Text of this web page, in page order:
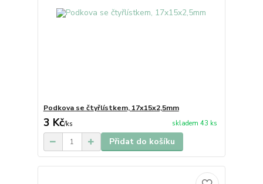
Podkova se čtyřlístkem, 17x15x2,5mm
3 Kč/ks skladem 43 ks
Přidat do košíku